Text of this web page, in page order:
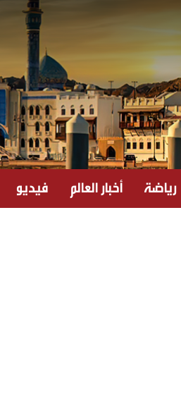
رياضة أخبار العالم فيديو